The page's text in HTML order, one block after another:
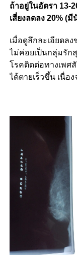
ถ้าอยู่ในอัตรา 13-
เสี่ยงลดลง 20% (
เมื่อดูลึกละเอียดล
ไม่ค่อยเป็นกลุ่มรัก
โรคติดต่อทางเพศ
ได้ตายเร็วขึ้น เนื่อ